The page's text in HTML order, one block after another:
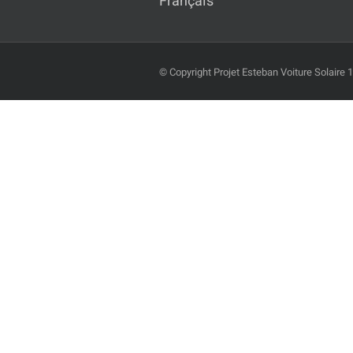
© Copyright Projet Esteban Voiture Solaire